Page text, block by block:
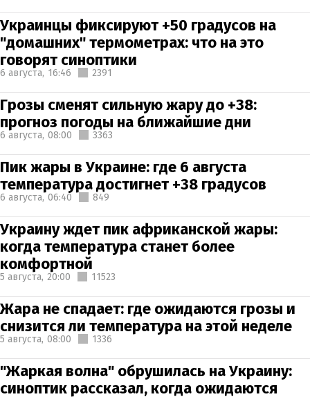
Украинцы фиксируют +50 градусов на
"домашних" термометрах: что на это
говорят синоптики
6 августа, 16:46 2391
Грозы сменят сильную жару до +38:
прогноз погоды на ближайшие дни
6 августа, 08:00 3363
Пик жары в Украине: где 6 августа
температура достигнет +38 градусов
6 августа, 06:40 849
Украину ждет пик африканской жары:
когда температура станет более
комфортной
5 августа, 20:00 11523
Жара не спадает: где ожидаются грозы и
снизится ли температура на этой неделе
5 августа, 08:00 1336
"Жаркая волна" обрушилась на Украину:
синоптик рассказал, когда ожидаются